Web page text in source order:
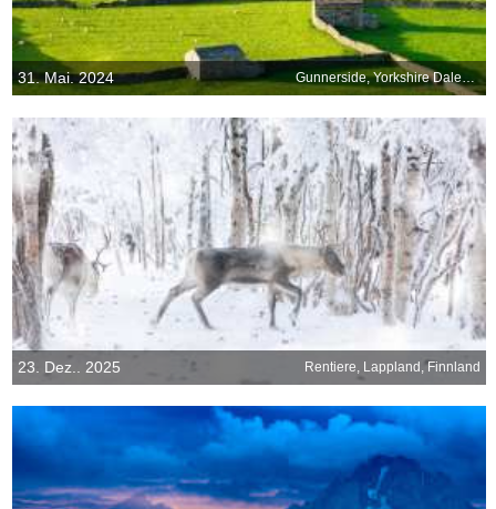
31. Mai. 2024 Gunnerside, Yorkshire Dales National Park, England
23. Dez.. 2025 Rentiere, Lappland, Finnland